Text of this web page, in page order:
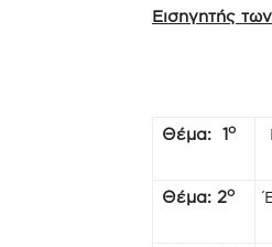
Εισηγητής
Θέμα: 1ο
Θέμα: 2ο